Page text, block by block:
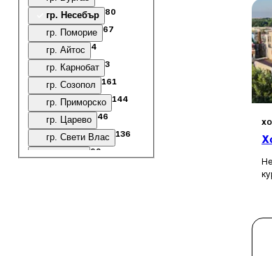
гр. Несебър 80
гр. Поморие 67
гр. Айтос 4
гр. Карнобат 3
гр. Созопол 161
гр. Приморско 144
гр. Царево 46
гр. Свети Влас 136
92